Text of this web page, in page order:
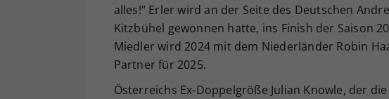
alles!“ Erler wird an der Seite des Deutschen
Kitzbühel gewonnen hatte, ins Finish der Saison
Miedler wird 2024 mit dem Niederländer Robin
Partner für 2025.
Österreichs Ex-Doppelgröße Julian Knowle, der